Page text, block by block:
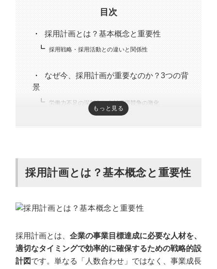
目次
採用計画とは？基本概念と重要性
採用戦略・採用活動との違いと関係性
なぜ今、採用計画が重要なのか？3つの背
景
労働力不足の深刻化と人材獲得競争の激化
デジタル変革による新職種の出現と既存職種の変化
コロナ禍が加速させた労働市場の二極化
採用手法の多様化とマルチチャネル戦略の重要性
採用計画を立てる7つのステップ
ステップ1：事業戦略に基づく組織ニーズ分析
もっと見る
採用計画とは？基本概念と重要性
採用計画とは、 企業の事業目標達成に必要な人材を、
適切なタイミングで効率的に確保するための戦略的設
計図 です。単なる「人数合わせ」ではなく、事業成長